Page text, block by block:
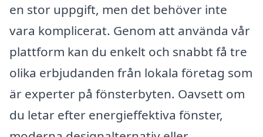
en stor uppgift, men det behöver inte
vara komplicerat. Genom att använda vår
plattform kan du enkelt och snabbt få tre
olika erbjudanden från lokala företag som
är experter på fönsterbyten. Oavsett om
du letar efter energieffektiva fönster,